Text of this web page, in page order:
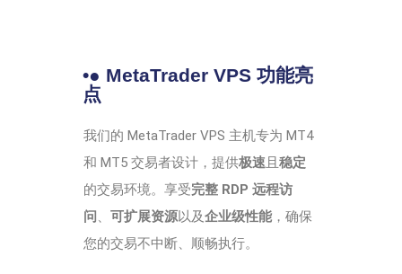
•● MetaTrader VPS 功能亮
点
我们的 MetaTrader VPS 主机专为 MT4
和 MT5 交易者设计，提供极速 且 稳定
的交易环境。享受完整 RDP 远程访
问 、 可扩展资源以及企业级性能 ，确保
您的交易不中断、顺畅执行。